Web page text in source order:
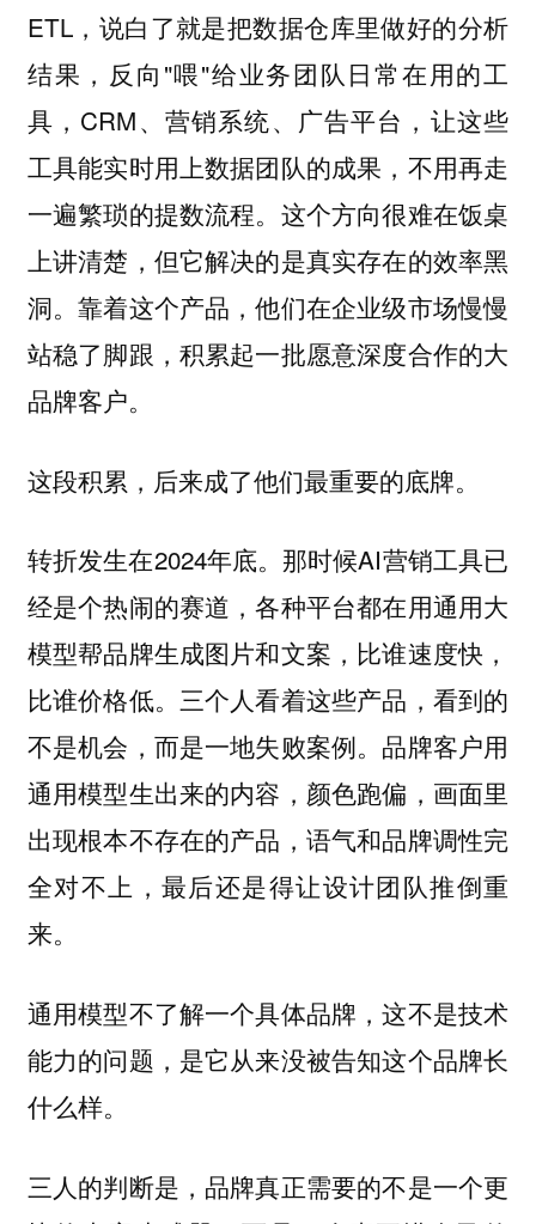
ETL，说白了就是把数据仓库里做好的分析
结果，反向"喂"给业务团队日常在用的工
具，CRM、营销系统、广告平台，让这些
工具能实时用上数据团队的成果，不用再走
一遍繁琐的提数流程。这个方向很难在饭桌
上讲清楚，但它解决的是真实存在的效率黑
洞。靠着这个产品，他们在企业级市场慢慢
站稳了脚跟，积累起一批愿意深度合作的大
品牌客户。
这段积累，后来成了他们最重要的底牌。
转折发生在2024年底。那时候AI营销工具已
经是个热闹的赛道，各种平台都在用通用大
模型帮品牌生成图片和文案，比谁速度快，
比谁价格低。三个人看着这些产品，看到的
不是机会，而是一地失败案例。品牌客户用
通用模型生出来的内容，颜色跑偏，画面里
出现根本不存在的产品，语气和品牌调性完
全对不上，最后还是得让设计团队推倒重
来。
通用模型不了解一个具体品牌，这不是技术
能力的问题，是它从来没被告知这个品牌长
什么样。
三人的判断是，品牌真正需要的不是一个更